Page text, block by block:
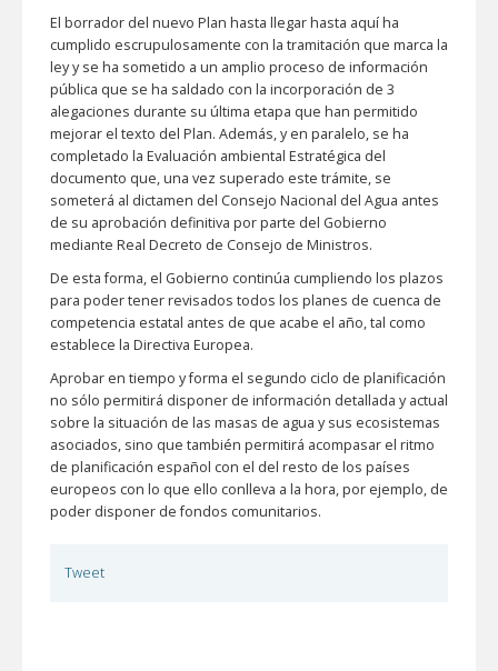
El borrador del nuevo Plan hasta llegar hasta aquí ha
cumplido escrupulosamente con la tramitación que marca la
ley y se ha sometido a un amplio proceso de información
pública que se ha saldado con la incorporación de 3
alegaciones durante su última etapa que han permitido
mejorar el texto del Plan. Además, y en paralelo, se ha
completado la Evaluación ambiental Estratégica del
documento que, una vez superado este trámite, se
someterá al dictamen del Consejo Nacional del Agua antes
de su aprobación definitiva por parte del Gobierno
mediante Real Decreto de Consejo de Ministros.
De esta forma, el Gobierno continúa cumpliendo los plazos
para poder tener revisados todos los planes de cuenca de
competencia estatal antes de que acabe el año, tal como
establece la Directiva Europea.
Aprobar en tiempo y forma el segundo ciclo de planificación
no sólo permitirá disponer de información detallada y actual
sobre la situación de las masas de agua y sus ecosistemas
asociados, sino que también permitirá acompasar el ritmo
de planificación español con el del resto de los países
europeos con lo que ello conlleva a la hora, por ejemplo, de
poder disponer de fondos comunitarios.
Tweet